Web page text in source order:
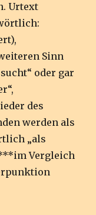
Urtext
Sinn
oder gar
des
werden als
„als
Vergleich